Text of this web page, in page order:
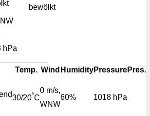
bewölkt
hPa
Temp. Wind HumidityPressurePres.
30/20°C
0 m/s,
WNW
60% 1018 hPa